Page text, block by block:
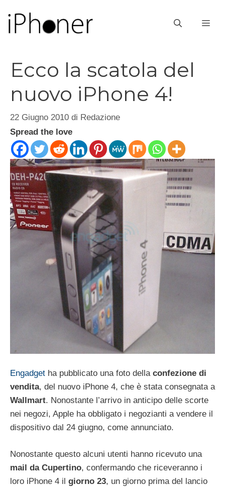
contenuto
Ecco la scatola del
nuovo iPhone 4!
22 Giugno 2010 di Redazione
Spread the love
Engadget ha pubblicato una foto della confezione di
vendita, del nuovo iPhone 4, che è stata consegnata a
Wallmart. Nonostante l’arrivo in anticipo delle scorte
nei negozi, Apple ha obbligato i negozianti a vendere il
dispositivo dal 24 giugno, come annunciato.
Nonostante questo alcuni utenti hanno ricevuto una
mail da Cupertino, confermando che riceveranno i
loro iPhone 4 il giorno 23, un giorno prima del lancio